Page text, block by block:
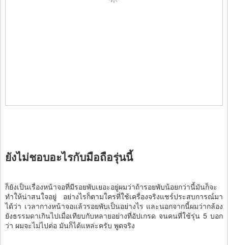
ยังไม่ชอบอะไรกับมือถือรุ่นนี้
ก็ยังเป็นเรื่องหน้าจอที่มีรอยพับเยอะอยู่ผมว่าถ้ารอยพับน้อยกว่านี้มันก็จะ
ทำให้น่าสนใจอยู่ อย่างไรก็ตามใครที่ใช้เครื่องจริงแชร์ประสบการณ์มา
ได้ว่า เวลากางหน้าจอแล้วรอยพับเป็นอย่างไร และนอกจากนี้ผมว่ากล้อง
ยังธรรมดาเกินไปเมื่อเทียบกับหลายอย่างที่อัปเกรด จนคนที่ใช้รุ่น 5 บอก
ว่า ผมจะไม่ไปต่อ มันก็ได้แหล่ะครับ พูดจริง